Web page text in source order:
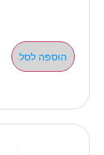
הוספה לסל